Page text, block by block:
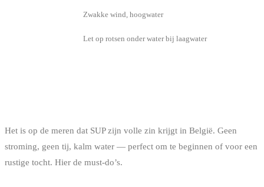
Zwakke wind, hoogwater
Let op rotsen onder water bij laagwater
Het is op de meren dat SUP zijn volle zin krijgt in België. Geen
stroming, geen tij, kalm water — perfect om te beginnen of voor een
rustige tocht. Hier de must-do’s.